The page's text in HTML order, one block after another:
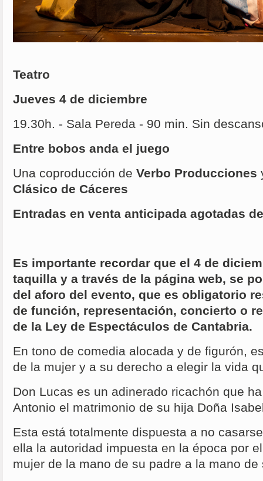
Teatro
Jueves 4 de diciembre
19.30h. - Sala Pereda - 90 min. Sin
Entre bobos anda el juego
Una coproducción de Verbo Producciones
Clásico de Cáceres
Entradas en venta anticipada agotadas
Es importante recordar que el 4 de
taquilla y a través de la página web, se
del aforo del evento, que es obligatorio
de función, representación, concierto o
de la Ley de Espectáculos de Cantabria.
En tono de comedia alocada y de figurón,
de la mujer y a su derecho a elegir la vida
Don Lucas es un adinerado ricachón que
Antonio el matrimonio de su hija Doña
Esta está totalmente dispuesta a no
ella la autoridad impuesta en la época por
mujer de la mano de su padre a la mano de